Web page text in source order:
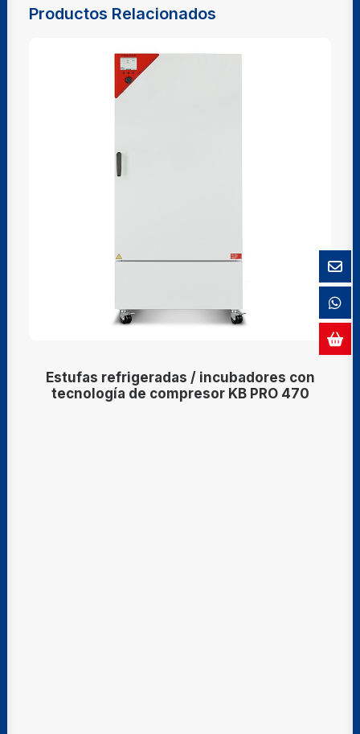
Productos Relacionados
Estufas refrigeradas / incubadores con
tecnología de compresor KB PRO 470